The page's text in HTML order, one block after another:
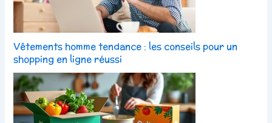
Vêtements homme tendance : les conseils pour un
shopping en ligne réussi